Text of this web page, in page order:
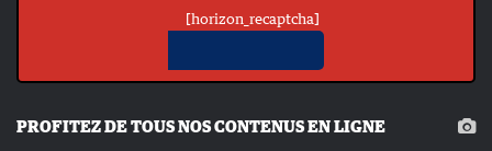
[horizon_recaptcha]
PROFITEZ DE TOUS NOS CONTENUS EN LIGNE